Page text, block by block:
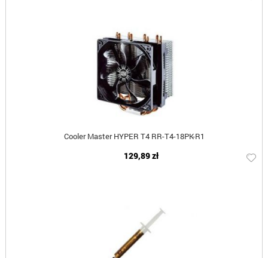
Cooler Master HYPER T4 RR-T4-18PK-R1
129,89 zł